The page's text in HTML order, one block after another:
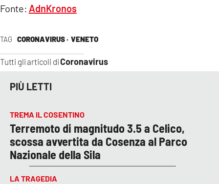
LaC
Network
LACONAIR.IT
LACITYMAG.IT
COSENZACHANNEL.IT
ILVIBONESE.IT
CATANZAROCHANNEL.IT
LACAPITALENEWS.IT
TAG CORONAVIRUS · VENETO
Tutti gli articoli diCoronavirus
Fonte: AdnKronos
PIÙ LETTI
TREMA IL COSENTINO
Terremoto di magnitudo 3.5 a Celico,
scossa avvertita da Cosenza al Parco
Nazionale della Sila
LA TRAGEDIA